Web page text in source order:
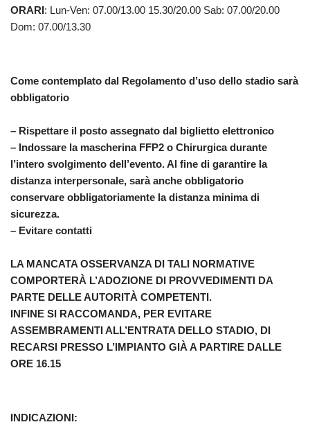
ORARI: Lun-Ven: 07.00/13.00 15.30/20.00 Sab: 07.00/20.00
Dom: 07.00/13.30
Come contemplato dal Regolamento d’uso dello stadio sarà
obbligatorio
– Rispettare il posto assegnato dal biglietto elettronico
– Indossare la mascherina FFP2 o Chirurgica durante
l’intero svolgimento dell’evento. Al fine di garantire la
distanza interpersonale, sarà anche obbligatorio
conservare obbligatoriamente la distanza minima di
sicurezza.
– Evitare contatti
LA MANCATA OSSERVANZA DI TALI NORMATIVE
COMPORTERÀ L’ADOZIONE DI PROVVEDIMENTI DA
PARTE DELLE AUTORITÀ COMPETENTI.
INFINE SI RACCOMANDA, PER EVITARE
ASSEMBRAMENTI ALL’ENTRATA DELLO STADIO, DI
RECARSI PRESSO L’IMPIANTO GIÀ A PARTIRE DALLE
ORE 16.15
INDICAZIONI: